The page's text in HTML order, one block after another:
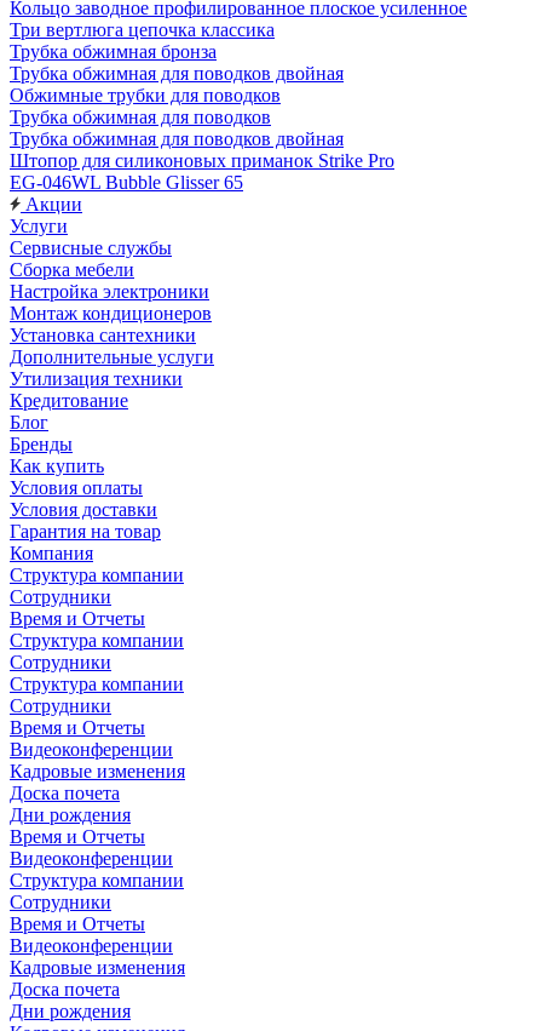
Кольцо заводное профилированное плоское усиленное
Три вертлюга цепочка классика
Трубка обжимная бронза
Трубка обжимная для поводков двойная
Обжимные трубки для поводков
Трубка обжимная для поводков
Трубка обжимная для поводков двойная
Штопор для силиконовых приманок Strike Pro
EG-046WL Bubble Glisser 65
Акции
Услуги
Сервисные службы
Сборка мебели
Настройка электроники
Монтаж кондиционеров
Установка сантехники
Дополнительные услуги
Утилизация техники
Кредитование
Блог
Бренды
Как купить
Условия оплаты
Условия доставки
Гарантия на товар
Компания
Структура компании
Сотрудники
Время и Отчеты
Структура компании
Сотрудники
Структура компании
Сотрудники
Время и Отчеты
Видеоконференции
Кадровые изменения
Доска почета
Дни рождения
Время и Отчеты
Видеоконференции
Структура компании
Сотрудники
Время и Отчеты
Видеоконференции
Кадровые изменения
Доска почета
Дни рождения